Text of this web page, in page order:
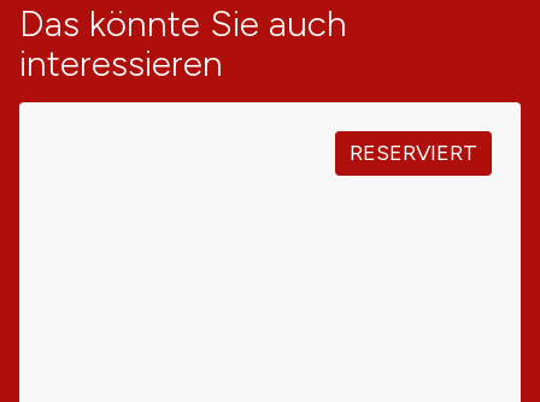
Das könnte Sie auch
interessieren
RESERVIERT